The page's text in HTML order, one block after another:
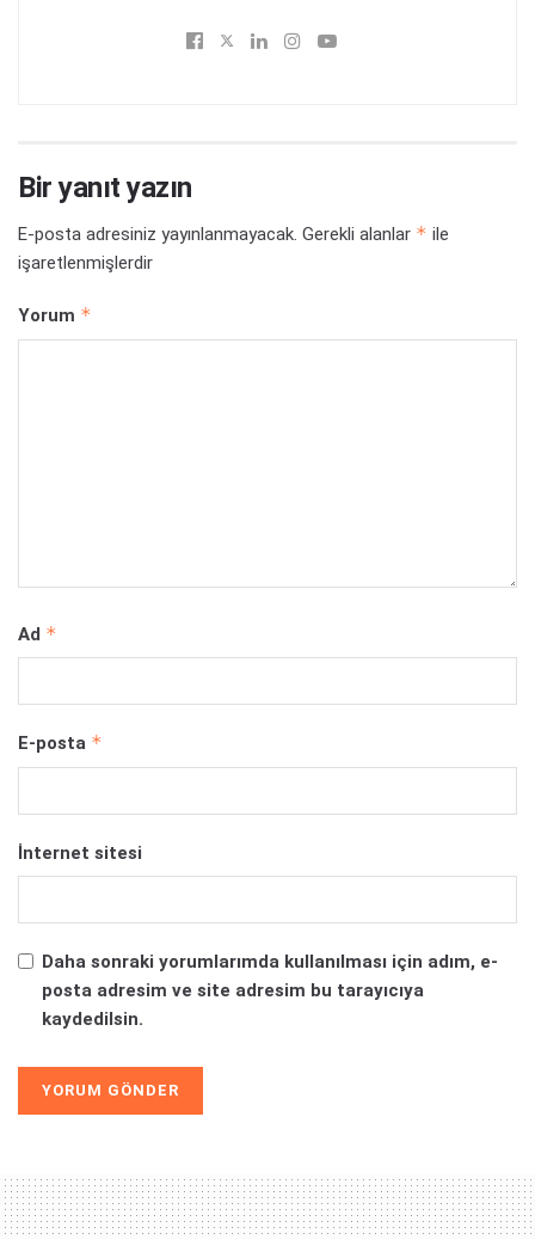
Bir yanıt yazın
E-posta adresiniz yayınlanmayacak. Gerekli alanlar * ile
işaretlenmişlerdir
Yorum *
Ad *
E-posta *
İnternet sitesi
Daha sonraki yorumlarımda kullanılması için adım, e-
posta adresim ve site adresim bu tarayıcıya
kaydedilsin.